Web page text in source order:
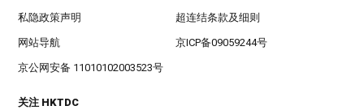
私隐政策声明 超连结条款及细则
网站导航 京ICP备09059244号
京公网安备 11010102003523号
关注 HKTDC